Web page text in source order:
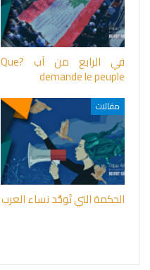
في الرابع من آب ?Que
demande le peuple
مقالات
الحكمة التي تُوحِّد نساء العرب